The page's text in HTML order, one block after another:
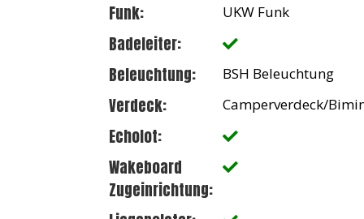
Funk: UKW Funk
Badeleiter:
Beleuchtung:
BSH Beleuchtung
Verdeck: Camperverdeck/
Echolot:
Wakeboard
Zugeinrichtung: